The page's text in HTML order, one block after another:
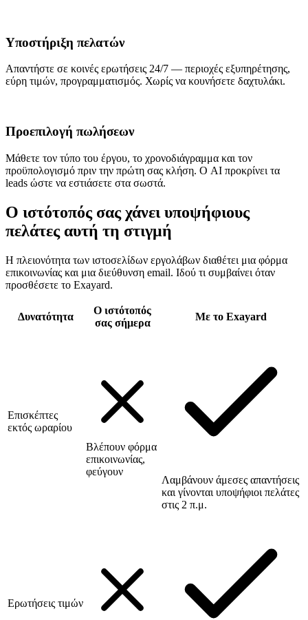
Υποστήριξη πελατών
Απαντήστε σε κοινές ερωτήσεις 24/7 — περιοχές εξυπηρέτησης,
εύρη τιμών, προγραμματισμός. Χωρίς να κουνήσετε δαχτυλάκι.
Προεπιλογή πωλήσεων
Μάθετε τον τύπο του έργου, το χρονοδιάγραμμα και τον
προϋπολογισμό πριν την πρώτη σας κλήση. Ο AI προκρίνει τα
leads ώστε να εστιάσετε στα σωστά.
Ο ιστότοπός σας χάνει υποψήφιους
πελάτες αυτή τη στιγμή
Η πλειονότητα των ιστοσελίδων εργολάβων διαθέτει μια φόρμα
επικοινωνίας και μια διεύθυνση email. Ιδού τι συμβαίνει όταν
προσθέσετε το Exayard.
Δυνατότητα
Ο ιστότοπός
σας σήμερα
Με το Exayard
Επισκέπτες
εκτός ωραρίου
Βλέπουν φόρμα
επικοινωνίας,
φεύγουν
Λαμβάνουν άμεσες απαντήσεις
και γίνονται υποψήφιοι πελάτες
στις 2 π.μ.
Ερωτήσεις τιμών